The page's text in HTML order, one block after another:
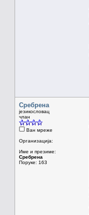
Сребрена
језикословац
члан
Ван мреже
Организација:
Име и презиме:
Сребрена
Поруке: 163